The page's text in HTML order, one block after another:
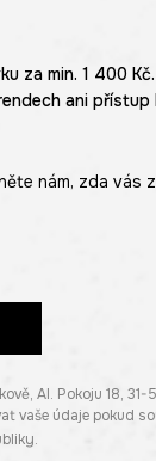
za min. 1 400
ani přístup
nám, zda vás
Al. Pokoju 18, 31-
vaše údaje pokud